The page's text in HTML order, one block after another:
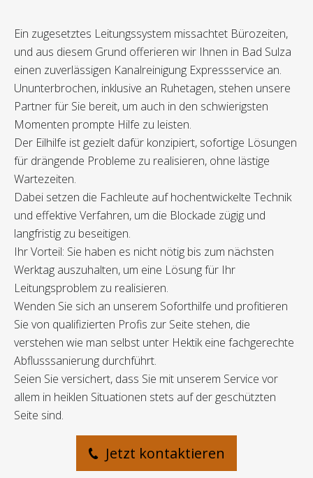
Ein zugesetztes Leitungssystem missachtet Bürozeiten,
und aus diesem Grund offerieren wir Ihnen in Bad Sulza
einen zuverlässigen Kanalreinigung Expressservice an.
Ununterbrochen, inklusive an Ruhetagen, stehen unsere
Partner für Sie bereit, um auch in den schwierigsten
Momenten prompte Hilfe zu leisten.
Der Eilhilfe ist gezielt dafür konzipiert, sofortige Lösungen
für drängende Probleme zu realisieren, ohne lästige
Wartezeiten.
Dabei setzen die Fachleute auf hochentwickelte Technik
und effektive Verfahren, um die Blockade zügig und
langfristig zu beseitigen.
Ihr Vorteil: Sie haben es nicht nötig bis zum nächsten
Werktag auszuhalten, um eine Lösung für Ihr
Leitungsproblem zu realisieren.
Wenden Sie sich an unserem Soforthilfe und profitieren
Sie von qualifizierten Profis zur Seite stehen, die
verstehen wie man selbst unter Hektik eine fachgerechte
Abflusssanierung durchführt.
Seien Sie versichert, dass Sie mit unserem Service vor
allem in heiklen Situationen stets auf der geschützten
Seite sind.
Jetzt kontaktieren